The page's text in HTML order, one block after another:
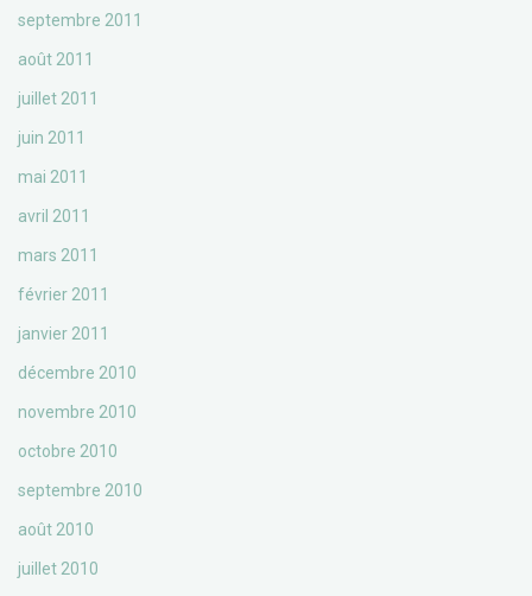
septembre 2011
août 2011
juillet 2011
juin 2011
mai 2011
avril 2011
mars 2011
février 2011
janvier 2011
décembre 2010
novembre 2010
octobre 2010
septembre 2010
août 2010
juillet 2010